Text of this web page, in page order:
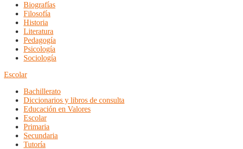
Biografías
Filosofía
Historia
Literatura
Pedagogía
Psicología
Sociología
Escolar
Bachillerato
Diccionarios y libros de consulta
Educación en Valores
Escolar
Primaria
Secundaria
Tutoría